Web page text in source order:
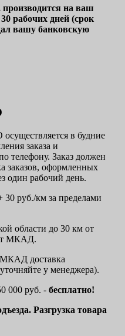
производится на ваш
рабочих дней (срок
вашу банковскую
в будние
заказа и
телефону. Заказ должен
заказов, оформленных
один рабочий день.
30 руб./км за пределами
области до 30 км от
МКАД.
МКАД доставка
у менеджера).
000 руб. - бесплатно!
Разгрузка товара